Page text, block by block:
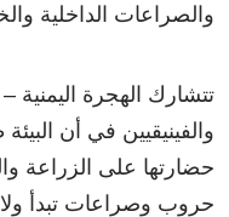
والصراعات الداخلية
تتشارك الهجرة اليمنية
والفينيقيين في أن
حضارتها على الزراعة
حروب وصراعات تبدأ ولا